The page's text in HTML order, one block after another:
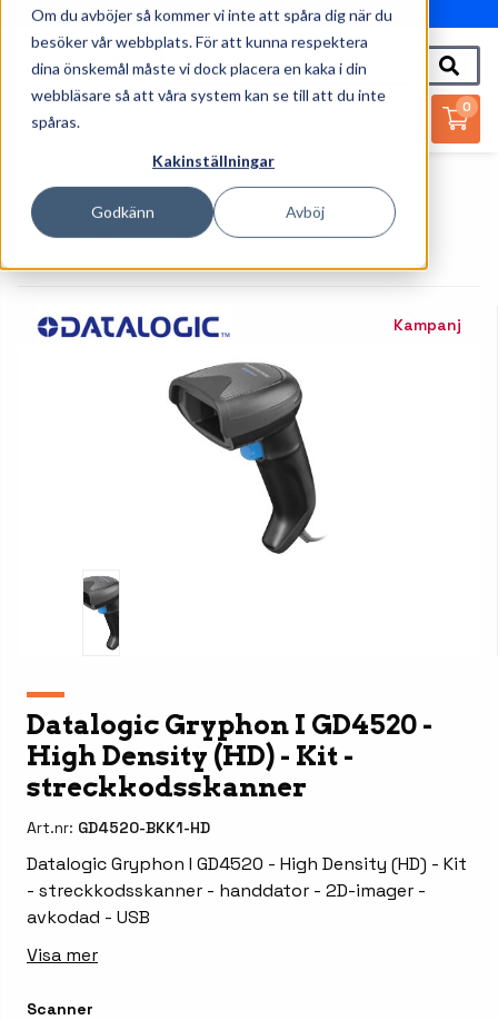
Om du avböjer så kommer vi inte att spåra dig när du
besöker vår webbplats. För att kunna respektera
dina önskemål måste vi dock placera en kaka i din
webbläsare så att våra system kan se till att du inte
spåras.
Kakinställningar
Godkänn Avböj
010-162 61 95
0
Startsida
Streckkodsläsare
Handhållna Streckkodsläsare
Datalogic Gryphon I GD4520 - High Density (HD) - Kit -
Kampanj
Datalogic Gryphon I GD4520 -
High Density (HD) - Kit -
streckkodsskanner
Art.nr: GD4520-BKK1-HD
Datalogic Gryphon I GD4520 - High Density (HD) - Kit
- streckkodsskanner - handdator - 2D-imager -
avkodad - USB
Visa mer
Scanner